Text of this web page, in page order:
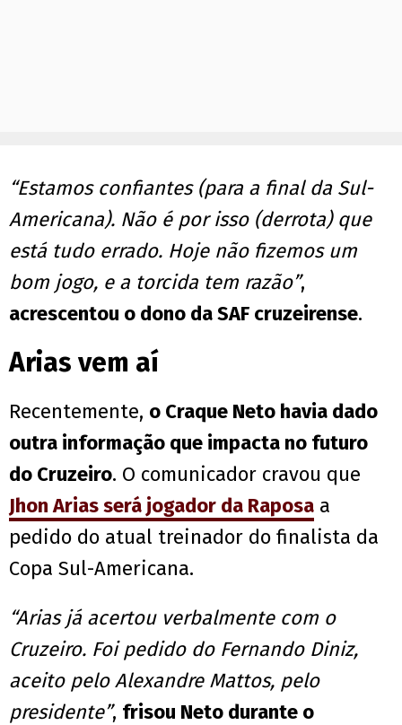
“Estamos confiantes (para a final da Sul-
Americana). Não é por isso (derrota) que
está tudo errado. Hoje não fizemos um
bom jogo, e a torcida tem razão”,
acrescentou o dono da SAF cruzeirense.
Arias vem aí
Recentemente, o Craque Neto havia dado
outra informação que impacta no futuro
do Cruzeiro. O comunicador cravou que
Jhon Arias será jogador da Raposa a
pedido do atual treinador do finalista da
Copa Sul-Americana.
“Arias já acertou verbalmente com o
Cruzeiro. Foi pedido do Fernando Diniz,
aceito pelo Alexandre Mattos, pelo
presidente”, frisou Neto durante o